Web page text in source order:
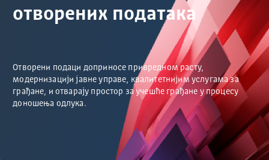
отворених података
Отворени подаци доприносе привредном расту,
модернизацији јавне управе, квалитетнијим услугама за
грађане, и отварају простор за учешће грађане у процесу
доношења одлука.